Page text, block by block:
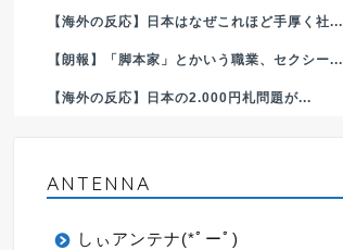
【海外の反応】日本はなぜこれほど手厚く社...
【朗報】「脚本家」とかいう職業、セクシー...
【海外の反応】日本の2.000円札問題が...
ANTENNA
しぃアンテナ(*ﾟーﾟ)